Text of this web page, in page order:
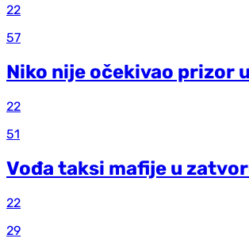
22
57
Niko nije očekivao prizor
22
51
Vođa taksi mafije u
22
29